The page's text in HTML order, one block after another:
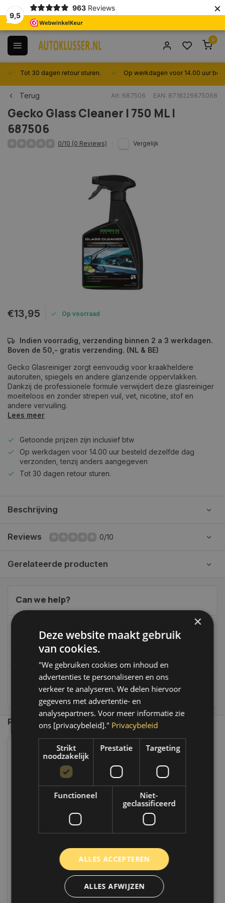
9,5
963 Reviews ×
0
Tot 30 dagen retour sturen. Op werkdagen voor 14.00 uur
Terug Art: 687506 EAN: 8718226875068
Gecko Glass Cleaner | 750 ML |
687506
0/10 (0 Reviews) Vergelijk
€13,95 Op voorraad
Indien voorradig, verzending binnen 2 a 3 werkdagen.
Boven de 50,- gratis verzending. (NL & BE)
Gecko Glasreiniger zorgt eenvoudig voor kraakheldere
autoruiten, spiegels en andere glanzende oppervlakken.
Dankzij de professionele formule verwijdert deze glasreiniger
moeiteloos en zonder strepen vuil, vet, nicotine, stof en
andere vervuiling.
Lees meer
Getoonde prijzen zijn inclusief btw
Op werkdagen voor 14.00 uur besteld dezelfde dag
verzonden, tenzij anders aangegeven
Tot 30 dagen retour sturen.
Beschrijving
Reviews 0/10
Gerelateerde producten
Can we help?
info@autoklusser.nl
customers give us a 9,4 at
Recent bekeken
Indien voorradig, verzending binnen 2 a
3 werkdagen. Boven de 50,- gratis
verzending. (NL & BE)
×
Deze website maakt gebruik
van cookies.
"We gebruiken cookies om inhoud en
advertenties te personaliseren en ons
verkeer te analyseren. We delen hiervoor
gegevens met advertentie- en
analysepartners. Voor meer informatie zie
ons [privacybeleid]." Privacybeleid
Strikt
noodzakelijk
Prestatie Targeting
Functioneel
Niet-
geclassificeerd
ALLES ACCEPTEREN
ALLES AFWIJZEN